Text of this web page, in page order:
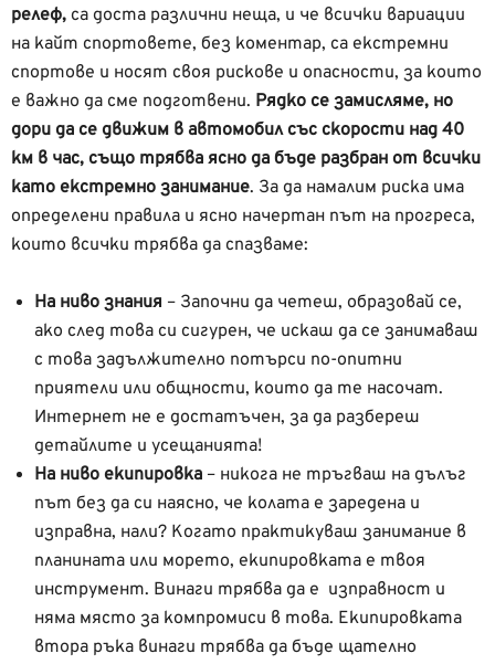
релеф, са доста различни неща, и че всички вариации
на кайт спортовете, без коментар, са екстремни
спортове и носят своя рискове и опасности, за които
е важно да сме подготвени. Рядко се замисляме, но
дори да се движим в автомобил със скорости над 40
км в час, също трябва ясно да бъде разбран от всички
като екстремно занимание. За да намалим риска има
определени правила и ясно начертан път на прогреса,
които всички трябва да спазваме:
На ниво знания – Започни да четеш, образовай се,
ако след това си сигурен, че искаш да се занимаваш
с това задължително потърси по-опитни
приятели или общности, които да те насочат.
Интернет не е достатъчен, за да разбереш
детайлите и усещанията!
На ниво екипировка – никога не тръгваш на дълъг
път без да си наясно, че колата е заредена и
изправна, нали? Когато практикуваш занимание в
планината или морето, екипировката е твоя
инструмент. Винаги трябва да е изправност и
няма място за компромиси в това. Екипировката
втора ръка винаги трябва да бъде щателно